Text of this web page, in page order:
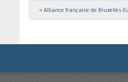
Post navigation
« Alliance française de Bruxelles-